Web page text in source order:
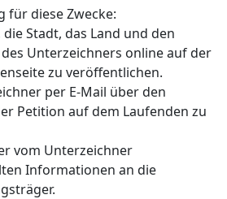
für diese Zwecke:
die Stadt, das Land und den
Unterzeichners online auf der
zu veröffentlichen.
per E-Mail über den
Petition auf dem Laufenden zu
vom Unterzeichner
Informationen an die